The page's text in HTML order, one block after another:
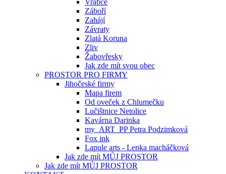
Vrábče
Záboří
Zahájí
Závraty
Zlatá Koruna
Zliv
Žabovřesky
Jak zde mít svou obec
PROSTOR PRO FIRMY
Jihočeské firmy
Mapa firem
Od oveček z Chlumečku
Lučištnice Netolice
Kavárna Darinka
my_ART_PP Petra Podzimková
Fox ink
Lapule arts - Lenka macháčková
Jak zde mít MŮJ PROSTOR
Jak zde mít MŮJ PROSTOR